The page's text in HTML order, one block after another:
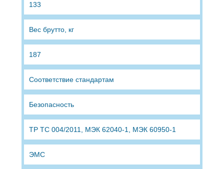
133
Вес брутто, кг
187
Соответствие стандартам
Безопасность
ТР ТС 004/2011, МЭК 62040-1, МЭК 60950-1
ЭМС